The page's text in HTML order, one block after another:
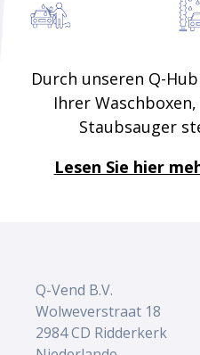
Durch unseren Q-
Ihrer
Staubsauger
Lesen Sie hier
Q-Vend B.V.
Wolweverstraat 18
2984 CD Ridderkerk